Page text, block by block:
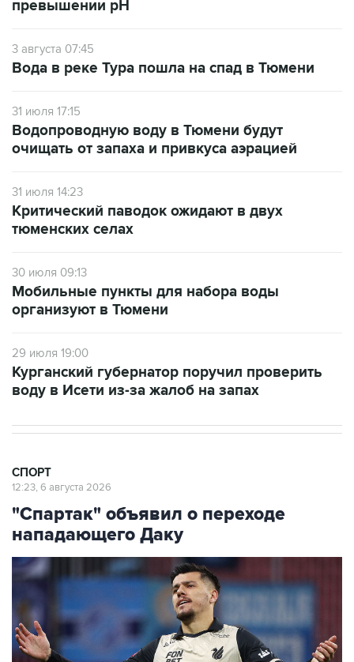
превышении рН
3 августа 07:45
Вода в реке Тура пошла на спад в Тюмени
31 июля 17:15
Водопроводную воду в Тюмени будут
очищать от запаха и привкуса аэрацией
31 июля 14:23
Критический паводок ожидают в двух
тюменских селах
30 июля 09:13
Мобильные пункты для набора воды
организуют в Тюмени
29 июля 19:00
Курганский губернатор поручил проверить
воду в Исети из-за жалоб на запах
СПОРТ
12:23, 6 августа 2026
"Спартак" объявил о переходе
нападающего Даку